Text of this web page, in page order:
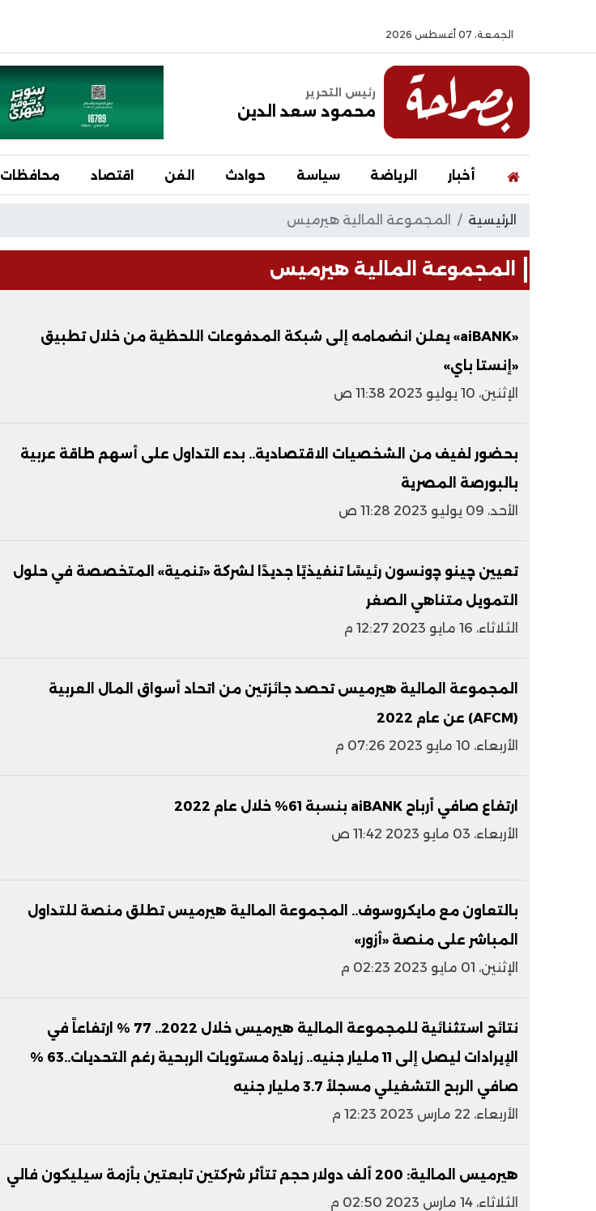
الجمعة، 07 أغسطس 2026
رئيس التحرير
محمود سعد الدين
أخبار الرياضة سياسة حوادث الفن اقتصاد محافظات
الرئيسية المجموعة المالية هيرميس
المجموعة المالية هيرميس
«aiBANK» يعلن انضمامه إلى شبكة المدفوعات اللحظية من خلال تطبيق
«إنستا باي»
الإثنين، 10 يوليو 2023 11:38 ص
بحضور لفيف من الشخصيات الاقتصادية.. بدء التداول على أسهم طاقة عربية
بالبورصة المصرية
الأحد، 09 يوليو 2023 11:28 ص
تعيين چينو ﭼونسون رئيسًا تنفيذيًا جديدًا لشركة «تنمية» المتخصصة في حلول
التمويل متناهي الصغر
الثلاثاء، 16 مايو 2023 12:27 م
المجموعة المالية هيرميس تحصد جائزتين من اتحاد أسواق المال العربية
(AFCM) عن عام 2022
الأربعاء، 10 مايو 2023 07:26 م
ارتفاع صافي أرباح aiBANK بنسبة 61% خلال عام 2022
الأربعاء، 03 مايو 2023 11:42 ص
بالتعاون مع مايكروسوف.. المجموعة المالية هيرميس تطلق منصة للتداول
المباشر على منصة «أزور»
الإثنين، 01 مايو 2023 02:23 م
نتائج استثنائية للمجموعة المالية هيرميس خلال 2022.. 77 % ارتفاعاً في
الإيرادات ليصل إلى 11 مليار جنيه.. زيادة مستويات الربحية رغم التحديات..63 %
صافي الربح التشغيلي مسجلأ 3.7 مليار جنيه
الأربعاء، 22 مارس 2023 12:23 م
هيرميس المالية: 200 ألف دولار حجم تتأثر شركتين تابعتين بأزمة سيليكون فالي
الثلاثاء، 14 مارس 2023 02:50 م